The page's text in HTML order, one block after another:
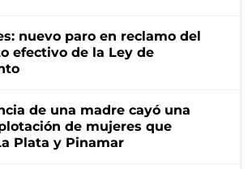
nuevo paro en reclamo del
efectivo de la Ley de
de una madre cayó una
de mujeres que
Plata y Pinamar